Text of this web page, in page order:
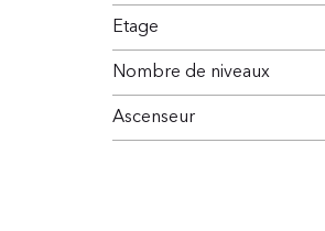
Etage
Nombre de niveaux
Ascenseur